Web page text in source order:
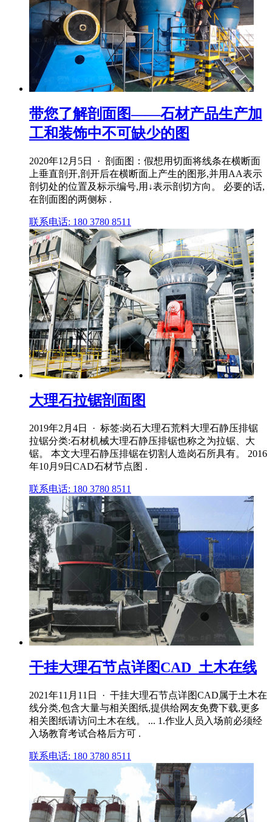
带您了解剖面图——石材产品生产加
工和装饰中不可缺少的图
2020年12月5日 · 剖面图：假想用切面将线条在横断面
上垂直剖开,剖开后在横断面上产生的图形,并用AA表示
剖切处的位置及标示编号,用↓表示剖切方向。 必要的话,
在剖面图的两侧标 .
联系电话: 180 3780 8511
大理石拉锯剖面图
2019年2月4日 · 标签:岗石大理石荒料大理石静压排锯
拉锯分类:石材机械大理石静压排锯也称之为拉锯、大
锯。 本文大理石静压排锯在切割人造岗石所具有。 2016
年10月9日CAD石材节点图 .
联系电话: 180 3780 8511
干挂大理石节点详图CAD_土木在线
2021年11月11日 · 干挂大理石节点详图CAD属于土木在
线分类,包含大量与相关图纸,提供给网友免费下载,更多
相关图纸请访问土木在线。 ... 1.作业人员入场前必须经
入场教育考试合格后方可 .
联系电话: 180 3780 8511